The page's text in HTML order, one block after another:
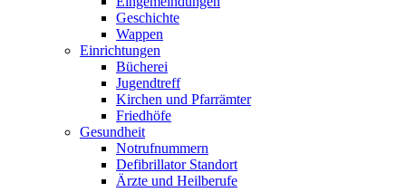
Geschichte
Wappen
Einrichtungen
Bücherei
Jugendtreff
Kirchen und Pfarrämter
Friedhöfe
Gesundheit
Notrufnummern
Defibrillator Standort
Ärzte und Heilberufe